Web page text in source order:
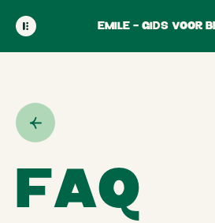
EMILE - GIDS VOOR
FAQ